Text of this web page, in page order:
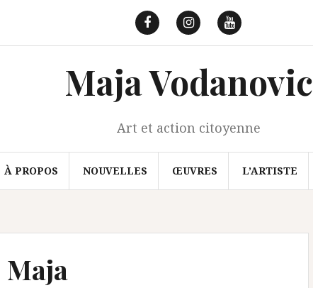
FacebookInstagramYoutube
Maja Vodanovic
Art et action citoyenne
À PROPOS NOUVELLES ŒUVRES L’ARTISTE
Maja